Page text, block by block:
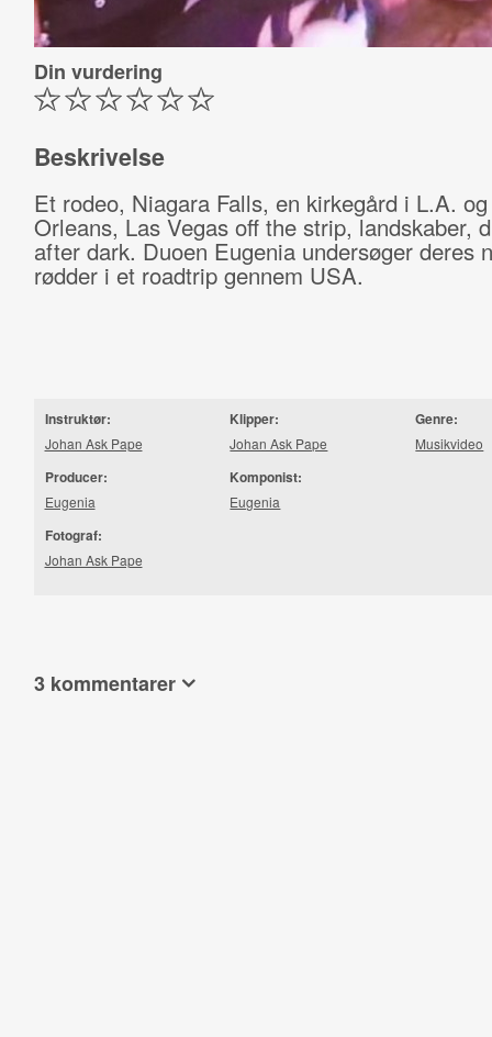
Din vurdering
Beskrivelse
Et rodeo, Niagara Falls, en kirkegård i L.A.
Orleans, Las Vegas off the strip, landskaber,
after dark. Duoen Eugenia undersøger deres
rødder i et roadtrip gennem USA.
Instruktør:
Johan Ask Pape
Producer:
Eugenia
Fotograf:
Johan Ask Pape
Klipper:
Johan Ask Pape
Komponist:
Eugenia
Genre:
Musikvideo
3 kommentarer